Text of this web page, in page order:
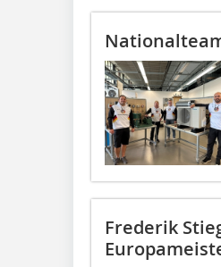
Frederik